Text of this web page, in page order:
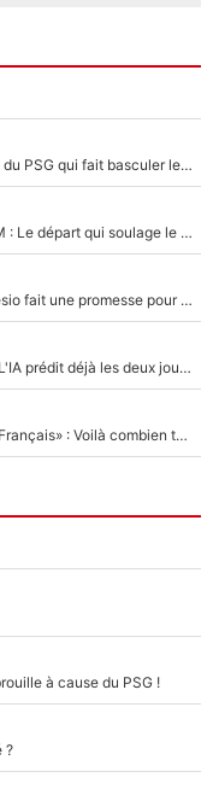
Akliouche, Mika Godts... La semaine à 100M€ du PSG qui fait basculer le mercato du PSG !
Climat toxique et affaire de harcèlement à l’OM : Le départ qui soulage le vestiaire de Bruno Genesio
«Très, très agréablement surpris» : Bruno Genesio fait une promesse pour la suite du mercato de l’OM et rassure les supporters
PSG : Deux gros transferts bouclés en 2027 ? L'IA prédit déjà les deux joueurs qui pourraient rejoindre Luis Enrique !
«C'est un beau salaire par rapport à 90 % des Français» : Voilà combien touchait Nelson Monfort sur France Télévisions avant de rejoindre CNews
à cause du PSG !
?